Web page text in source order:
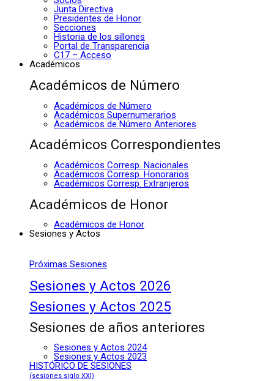
Junta Directiva
Presidentes de Honor
Secciones
Historia de los sillones
Portal de Transparencia
C17 – Acceso
Académicos
Académicos de Número
Académicos de Número
Académicos Supernumerarios
Académicos de Número Anteriores
Académicos Correspondientes
Académicos Corresp. Nacionales
Académicos Corresp. Honorarios
Académicos Corresp. Extranjeros
Académicos de Honor
Académicos de Honor
Sesiones y Actos
Próximas Sesiones
Sesiones y Actos 2026
Sesiones y Actos 2025
Sesiones de años anteriores
Sesiones y Actos 2024
Sesiones y Actos 2023
HISTÓRICO DE SESIONES
(sesiones siglo XXI)